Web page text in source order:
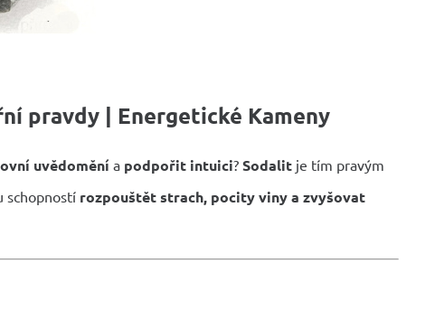
pravdy | Energetické Kameny
uvědomění a podpořit intuici? Sodalit je tím pravým
schopností rozpouštět strach, pocity viny a zvyšovat